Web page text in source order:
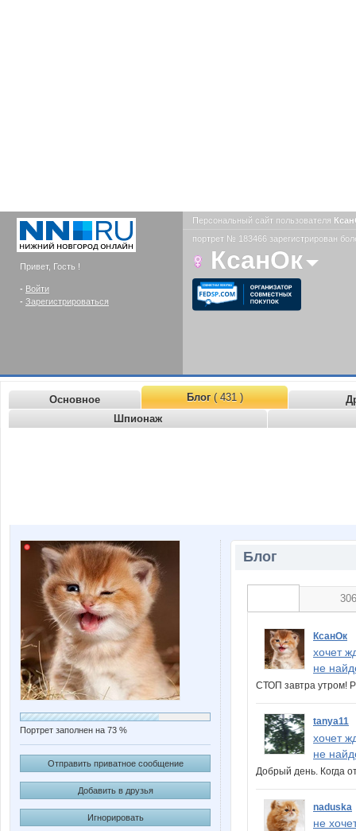
Привет, Гость !
- Войти
- Зарегистрироваться
Персональный сайт пользователя
портрет № 183466 зарегистрирован
КсанОк
Основное Блог( 431 )
Шпионаж
Портрет заполнен на 73 %
Отправить приватное сообщение
Добавить в друзья
Игнорировать
Блог
КсанОк
хочет
не
СТОП завтра утром!
tanya11
хочет
не
Добрый день. Когда
naduska
не